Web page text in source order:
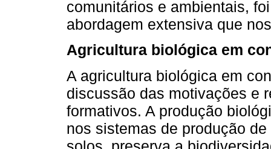
comunitários e ambientais,
abordagem extensiva que
Agricultura biológica em
A agricultura biológica em
discussão das motivações e
formativos. A produção
nos sistemas de produção